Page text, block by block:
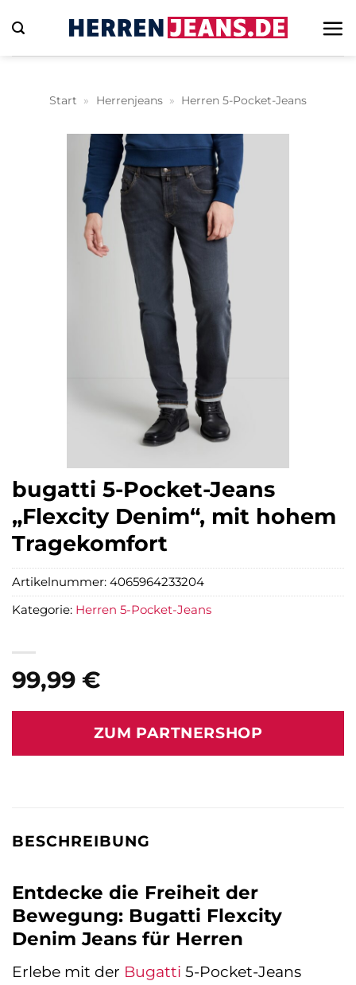
Inhalt
springen
Start » Herrenjeans » Herren 5-Pocket-Jeans
bugatti 5-Pocket-Jeans
„Flexcity Denim“, mit hohem
Tragekomfort
99,99 €
ZUM PARTNERSHOP
Artikelnummer: 4065964233204
Kategorie: Herren 5-Pocket-Jeans
BESCHREIBUNG
Entdecke die Freiheit der
Bewegung: Bugatti Flexcity
Denim Jeans für Herren
Erlebe mit der Bugatti 5-Pocket-Jeans